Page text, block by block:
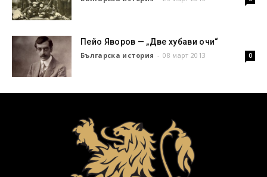
Пейо Яворов — „Две хубави очи“
Българска история - 08 март 2013 0